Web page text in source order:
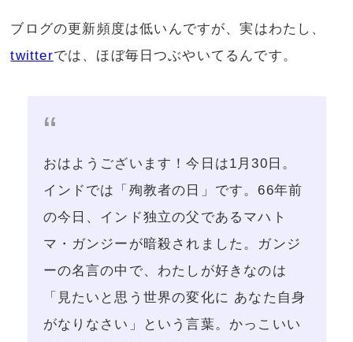
ブログの更新頻度は低いんですが、実はわたし、
twitterでは、ほぼ毎日つぶやいてるんです。
おはようございます！今日は1月30日。
インドでは「殉教者の日」です。66年前
の今日、インド独立の父であるマハト
マ・ガンジーが暗殺されました。ガンジ
ーの名言の中で、わたしが好きなのは
「見たいと思う世界の変化に あなた自身
がなりなさい」という言葉。かっこいい